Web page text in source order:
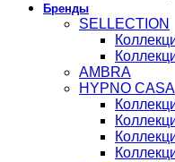
Бренды
SELLECTION
AMBRA
HYPNO CASA